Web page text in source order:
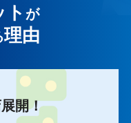
が
理由
開！